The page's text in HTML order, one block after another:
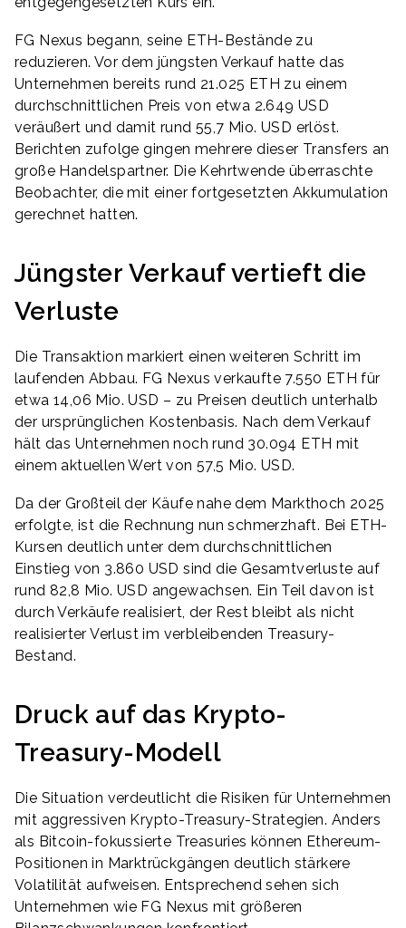
FG Nexus begann, seine ETH-Bestände zu
reduzieren. Vor dem jüngsten Verkauf hatte das
Unternehmen bereits rund 21.025 ETH zu einem
durchschnittlichen Preis von etwa 2.649 USD
veräußert und damit rund 55,7 Mio. USD erlöst.
Berichten zufolge gingen mehrere dieser Transfers an
große Handelspartner. Die Kehrtwende überraschte
Beobachter, die mit einer fortgesetzten Akkumulation
gerechnet hatten.
Jüngster Verkauf vertieft die
Verluste
Die Transaktion markiert einen weiteren Schritt im
laufenden Abbau. FG Nexus verkaufte 7.550 ETH für
etwa 14,06 Mio. USD – zu Preisen deutlich unterhalb
der ursprünglichen Kostenbasis. Nach dem Verkauf
hält das Unternehmen noch rund 30.094 ETH mit
einem aktuellen Wert von 57,5 Mio. USD.
Da der Großteil der Käufe nahe dem Markthoch 2025
erfolgte, ist die Rechnung nun schmerzhaft. Bei ETH-
Kursen deutlich unter dem durchschnittlichen
Einstieg von 3.860 USD sind die Gesamtverluste auf
rund 82,8 Mio. USD angewachsen. Ein Teil davon ist
durch Verkäufe realisiert, der Rest bleibt als nicht
realisierter Verlust im verbleibenden Treasury-
Bestand.
Druck auf das Krypto-
Treasury-Modell
Die Situation verdeutlicht die Risiken für Unternehmen
mit aggressiven Krypto-Treasury-Strategien. Anders
als Bitcoin-fokussierte Treasuries können Ethereum-
Positionen in Marktrückgängen deutlich stärkere
Volatilität aufweisen. Entsprechend sehen sich
Unternehmen wie FG Nexus mit größeren